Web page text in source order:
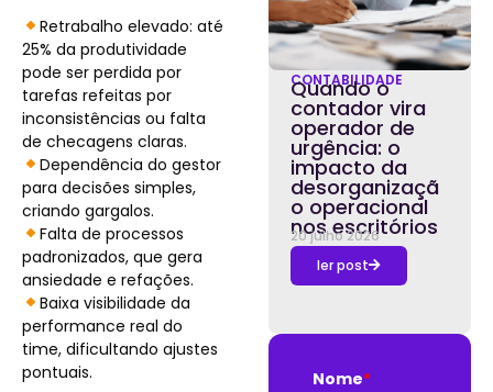
Retrabalho elevado: até
25% da produtividade
pode ser perdida por
tarefas refeitas por
inconsistências ou falta
de checagens claras.
Dependência do gestor
para decisões simples,
criando gargalos.
Falta de processos
padronizados, que gera
ansiedade e refações.
Baixa visibilidade da
performance real do
time, dificultando ajustes
pontuais.
CONTABILIDADE
Quando o
contador vira
operador de
urgência: o
impacto da
desorganizaçã
o operacional
nos escritórios
20 julho 2026
ler post
Nome*